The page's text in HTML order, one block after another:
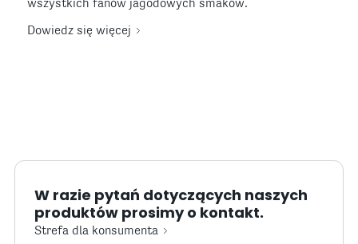
wszystkich fanów jagodowych smaków.
Dowiedz się więcej
W razie pytań dotyczących naszych
produktów prosimy o kontakt.
Strefa dla konsumenta